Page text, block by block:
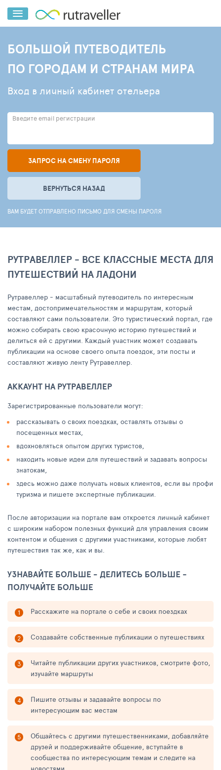
БОЛЬШОЙ ПУТЕВОДИТЕЛЬ
ПО ГОРОДАМ И СТРАНАМ МИРА
Вход в личный кабинет отельера
Введите email регистрации
ЗАПРОС НА СМЕНУ ПАРОЛЯ
ВЕРНУТЬСЯ НАЗАД
ВАМ БУДЕТ ОТПРАВЛЕНО ПИСЬМО ДЛЯ СМЕНЫ ПАРОЛЯ
РУТРАВЕЛЛЕР - ВСЕ КЛАССНЫЕ МЕСТА ДЛЯ
ПУТЕШЕСТВИЙ НА ЛАДОНИ
Рутравеллер - масштабный путеводитель по интересным
местам, достопримечательностям и маршрутам, который
составляют сами пользователи. Это туристический портал, где
можно собирать свою красочную историю путешествий и
делиться ей с другими. Каждый участник может создавать
публикации на основе своего опыта поездок, эти посты и
составляют живую ленту Рутравеллер.
АККАУНТ НА РУТРАВЕЛЛЕР
Зарегистрированные пользователи могут:
рассказывать о своих поездках, оставлять отзывы о
посещенных местах,
вдохновляться опытом других туристов,
находить новые идеи для путешествий и задавать вопросы
знатокам,
здесь можно даже получать новых клиентов, если вы профи
туризма и пишете экспертные публикации.
После авторизации на портале вам откроется личный кабинет
с широким набором полезных функций для управления своим
контентом и общения с другими участниками, которые любят
путешествия так же, как и вы.
УЗНАВАЙТЕ БОЛЬШЕ - ДЕЛИТЕСЬ БОЛЬШЕ -
ПОЛУЧАЙТЕ БОЛЬШЕ
Расскажите на портале о себе и своих поездках
Создавайте собственные публикации о путешествиях
Читайте публикации других участников, смотрите фото,
изучайте маршруты
Пишите отзывы и задавайте вопросы по
интересующим вас местам
Общайтесь с другими путешественниками, добавляйте
друзей и поддерживайте общение, вступайте в
сообщества по интересующим темам и следите на